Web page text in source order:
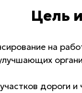
Цель
на
дороги